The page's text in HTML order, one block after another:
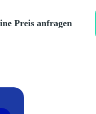
Preis anfragen